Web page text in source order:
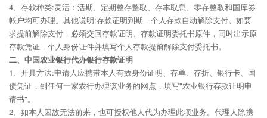
4、存款种类:灵活：活期、定期整存整取、存本取息、零存整取和国库券
帐户均可办理。其他说明:存款证明到期，个人存款自动解除支付。如要
求提前解除支付，必须交回存款证明、存款证明委托书原件，同时出示原
存款凭证，个人身份证件并填写个人存款提前解除支付委托书。
二、中国农业银行代办银行存款证明
1、开具方法:申请人应携带本人有效身份证明、存单、存折、银行卡、国
债凭证，到任何一家农行办理该业务的网点，填写"农业银行存款证明申
请书"。
2、如本人因故无法前来，也可授权他人代为办理此项业务。代理人除携